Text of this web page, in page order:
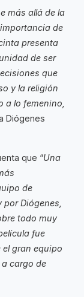
más allá de la
de
presenta
de ser
que
y la religión
a lo femenino,
Diógenes
que “Una
de
por Diógenes,
todo muy
fue
gran equipo
cargo de